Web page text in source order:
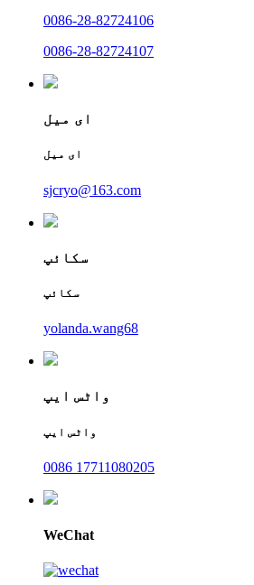
0086-28-82724106
0086-28-82724107
ای میل
ای میل
sjcryo@163.com
سکائپ
سکائپ
yolanda.wang68
واٹس ایپ
واٹس ایپ
0086 17711080205
WeChat